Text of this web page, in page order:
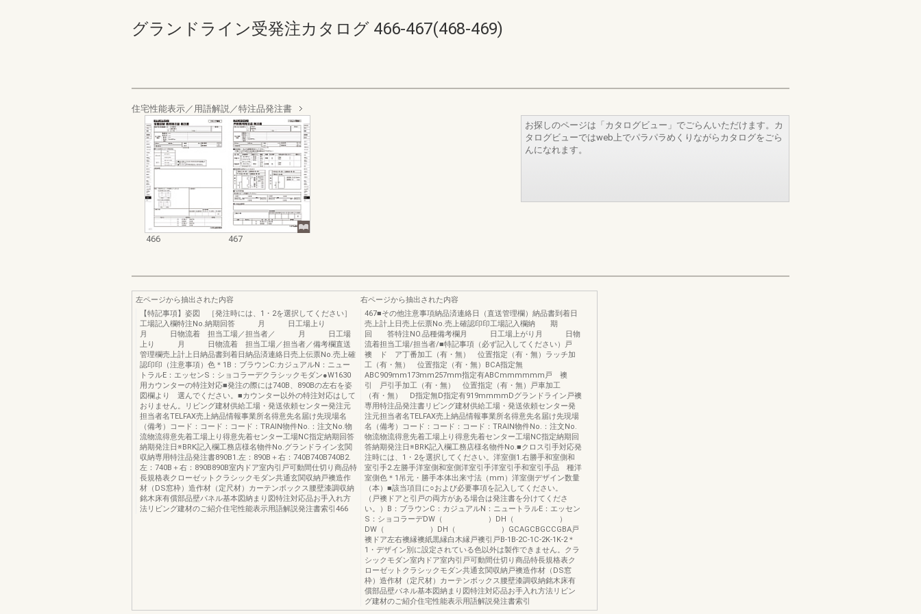
グランドライン受発注カタログ 466-467(468-469)
住宅性能表示／用語解説／特注品発注書
466 467
お探しのページは「カタログビュー」でごらんいただけます。カ
タログビューではweb上でパラパラめくりながらカタログをごら
んになれます。
左ページから抽出された内容
【特記事項】姿図 ［発注時には、1・2を選択してください］
工場記入欄特注No.納期回答 月 日工場上り
月 日物流着 担当工場／担当者／ 月 日工場
上り 月 日物流着 担当工場／担当者／備考欄直送
管理欄売上計上日納品書到着日納品済連絡日売上伝票No.売上確
認印印（注意事項）色＊1B：ブラウンC:カジュアルN：ニュー
トラルE：エッセンS：ショコラーデクラシックモダン●W1630
用カウンターの特注対応■発注の際には740B、890Bの左右を姿
図欄より 選んでください。■カウンター以外の特注対応はして
おりません。リビング建材供給工場・発送依頼センター発注元
担当者名TELFAX売上納品情報事業所名得意先名届け先現場名
（備考）コード：コード：コード：TRAIN物件No.：注文No.物
流物流得意先着工場上り得意先着センター工場NC指定納期回答
納期発注日※BRK記入欄工務店様名物件No.グランドライン玄関
収納専用特注品発注書890B1.左：890B＋右：740B740B740B2.
左：740B＋右：890B890B室内ドア室内引戸可動間仕切り商品特
長規格表クローゼットクラシックモダン共通玄関収納戸襖造作
材（DS窓枠）造作材（定尺材）カーテンボックス腰壁漆調収納
銘木床有償部品壁パネル基本図納まり図特注対応品お手入れ方
法リビング建材のご紹介住宅性能表示用語解説発注書索引466
右ページから抽出された内容
467■その他注意事項納品済連絡日（直送管理欄）納品書到着日
売上計上日売上伝票No.売上確認印印工場記入欄納 期
回 答特注NO.品種備考欄月 日工場上がり月 日物
流着担当工場/担当者/■特記事項（必ず記入してください）戸
襖 ド ア丁番加工（有・無） 位置指定（有・無）ラッチ加
工（有・無） 位置指定（有・無）BCA指定無
ABC909mm173mm257mm指定有ABCmmmmmm戸 襖
引 戸引手加工（有・無） 位置指定（有・無）戸車加工
（有・無） D指定無D指定有919mmmmDグランドライン戸襖
専用特注品発注書リビング建材供給工場・発送依頼センター発
注元担当者名TELFAX売上納品情報事業所名得意先名届け先現場
名（備考）コード：コード：コード：TRAIN物件No.：注文No.
物流物流得意先着工場上り得意先着センター工場NC指定納期回
答納期発注日※BRK記入欄工務店様名物件No.■クロス引手対応発
注時には、1・2を選択してください。洋室側1.右勝手和室側和
室引手2.左勝手洋室側和室側洋室引手洋室引手和室引手品 種洋
室側色＊1吊元・勝手本体出来寸法（mm）洋室側デザイン数量
（本）■該当項目に○および必要事項を記入してください。
（戸襖ドアと引戸の両方がある場合は発注書を分けてくださ
い。）B：ブラウンC：カジュアルN：ニュートラルE：エッセン
S：ショコラーデDW（ ）DH（ ）
DW（ ）DH（ ）GCAGCBGCCGBA戸
襖ドア左右襖縁襖紙黒縁白木縁戸襖引戸B-1B-2C-1C-2K-1K-2＊
1・デザイン別に設定されている色以外は製作できません。クラ
シックモダン室内ドア室内引戸可動間仕切り商品特長規格表ク
ローゼットクラシックモダン共通玄関収納戸襖造作材（DS窓
枠）造作材（定尺材）カーテンボックス腰壁漆調収納銘木床有
償部品壁パネル基本図納まり図特注対応品お手入れ方法リビン
グ建材のご紹介住宅性能表示用語解説発注書索引